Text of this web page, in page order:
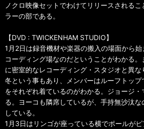
ノクロ映像セットでわけてリリースされる
ラーの部である。
【DVD : TWICKENHAM STUDIO】
1月2日は録音機材や楽器の搬入の場面から
コーディング場なのだということがわかる
に密室的なレコーディング・スタジオと異
冬という事もあり、メンバーはルーフトップ
をそれぞれ着ているのがわかる。ジョージ・
る。ヨーコも隣席しているが、手持無沙汰
している。
1月3日はリンゴが座っている横でポールが